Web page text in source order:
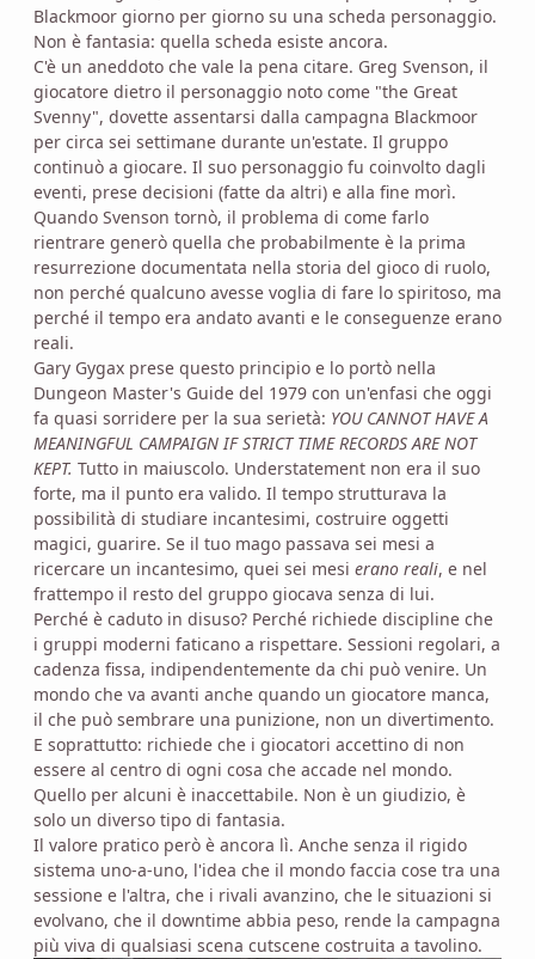
Blackmoor giorno per giorno su una scheda personaggio.
Non è fantasia: quella scheda esiste ancora.
C'è un aneddoto che vale la pena citare. Greg Svenson, il
giocatore dietro il personaggio noto come "the Great
Svenny", dovette assentarsi dalla campagna Blackmoor
per circa sei settimane durante un'estate. Il gruppo
continuò a giocare. Il suo personaggio fu coinvolto dagli
eventi, prese decisioni (fatte da altri) e alla fine morì.
Quando Svenson tornò, il problema di come farlo
rientrare generò quella che probabilmente è la prima
resurrezione documentata nella storia del gioco di ruolo,
non perché qualcuno avesse voglia di fare lo spiritoso, ma
perché il tempo era andato avanti e le conseguenze erano
reali.
Gary Gygax prese questo principio e lo portò nella
Dungeon Master's Guide del 1979 con un'enfasi che oggi
fa quasi sorridere per la sua serietà: YOU CANNOT HAVE A
MEANINGFUL CAMPAIGN IF STRICT TIME RECORDS ARE NOT
KEPT. Tutto in maiuscolo. Understatement non era il suo
forte, ma il punto era valido. Il tempo strutturava la
possibilità di studiare incantesimi, costruire oggetti
magici, guarire. Se il tuo mago passava sei mesi a
ricercare un incantesimo, quei sei mesi erano reali, e nel
frattempo il resto del gruppo giocava senza di lui.
Perché è caduto in disuso? Perché richiede discipline che
i gruppi moderni faticano a rispettare. Sessioni regolari, a
cadenza fissa, indipendentemente da chi può venire. Un
mondo che va avanti anche quando un giocatore manca,
il che può sembrare una punizione, non un divertimento.
E soprattutto: richiede che i giocatori accettino di non
essere al centro di ogni cosa che accade nel mondo.
Quello per alcuni è inaccettabile. Non è un giudizio, è
solo un diverso tipo di fantasia.
Il valore pratico però è ancora lì. Anche senza il rigido
sistema uno-a-uno, l'idea che il mondo faccia cose tra una
sessione e l'altra, che i rivali avanzino, che le situazioni si
evolvano, che il downtime abbia peso, rende la campagna
più viva di qualsiasi scena cutscene costruita a tavolino.